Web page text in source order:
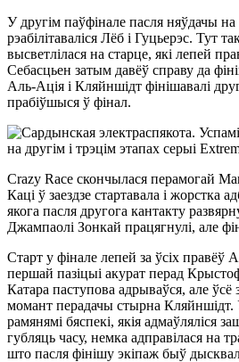
У другім паўфінале пасля няўдачы на
рэабілітаваліся Лёб і Гуцьерэс. Тут
высветлілася на старце, які лепей
Себасцьен затым давёў справу да
Аль-Ація і Кляйншідт фінішавалі
прабіўшыся ў фінал.
Crazy Race скончылася перамогай
Каці ў заездзе стартавала і жорстка
якога пасля другога кантакту
Джампаолі Зонкай працягнулі, але
Старт у фінале лепей за ўсіх правёў
першай пазіцыі акурат перад
Катара паступова адрываўся, але ўсё
момант перадачы стырна Кляйншідт.
рамянямі бяспекі, якія адмаўляліся
губляць часу, немка адправілася на
што пасля фінішу экіпаж быў